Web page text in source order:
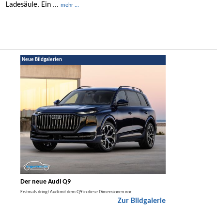
Ladesäule. Ein ... mehr ...
Neue Bildgalerien
Der neue Audi Q9
Erstmals dringt Audi mit dem Q9 in diese Dimensionen vor.
Zur Bildgalerie